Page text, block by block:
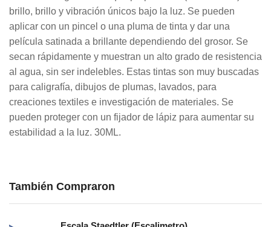
brillo, brillo y vibración únicos bajo la luz. Se pueden
aplicar con un pincel o una pluma de tinta y dar una
película satinada a brillante dependiendo del grosor. Se
secan rápidamente y muestran un alto grado de resistencia
al agua, sin ser indelebles. Estas tintas son muy buscadas
para caligrafía, dibujos de plumas, lavados, para
creaciones textiles e investigación de materiales. Se
pueden proteger con un fijador de lápiz para aumentar su
estabilidad a la luz. 30ML.
También Compraron